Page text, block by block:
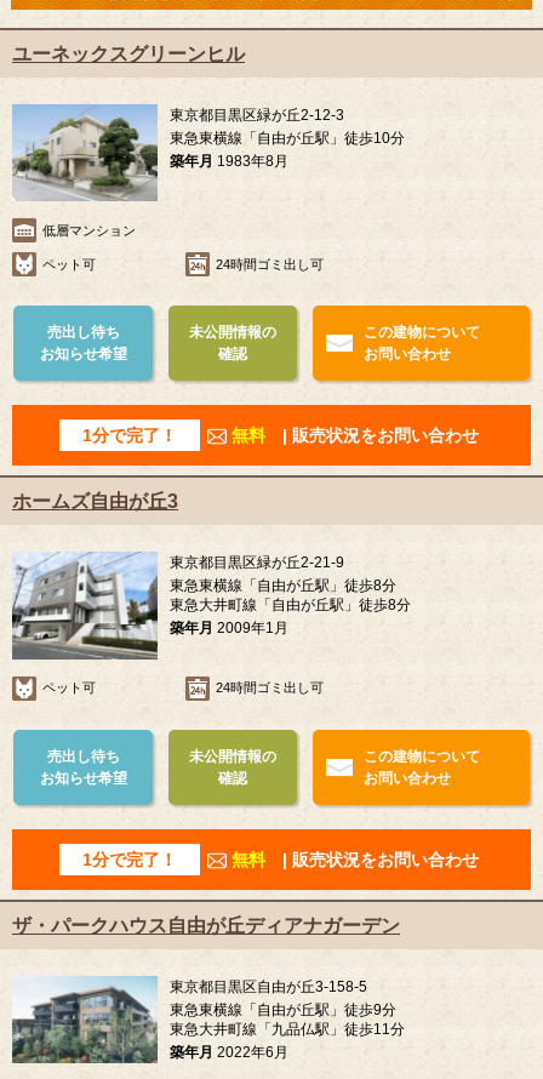
ユーネックスグリーンヒル
東京都目黒区緑が丘2-12-3
東急東横線「自由が丘駅」徒歩10分
築年月 1983年8月
低層マンション
ペット可 24時間ゴミ出し可
売出し待ち
お知らせ希望
未公開情報の
確認
この建物について
お問い合わせ
1分で完了！ 無料 | 販売状況をお問い合わせ
ホームズ自由が丘3
東京都目黒区緑が丘2-21-9
東急東横線「自由が丘駅」徒歩8分
東急大井町線「自由が丘駅」徒歩8分
築年月 2009年1月
ペット可 24時間ゴミ出し可
売出し待ち
お知らせ希望
未公開情報の
確認
この建物について
お問い合わせ
1分で完了！ 無料 | 販売状況をお問い合わせ
ザ・パークハウス自由が丘ディアナガーデン
東京都目黒区自由が丘3-158-5
東急東横線「自由が丘駅」徒歩9分
東急大井町線「九品仏駅」徒歩11分
築年月 2022年6月